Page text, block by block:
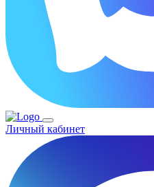
Личный кабинет